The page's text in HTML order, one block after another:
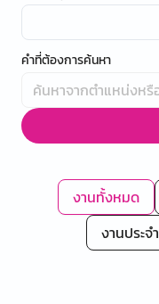
คำที่ต้องการค้นหา
งานทั้งหมด
งานประจำ